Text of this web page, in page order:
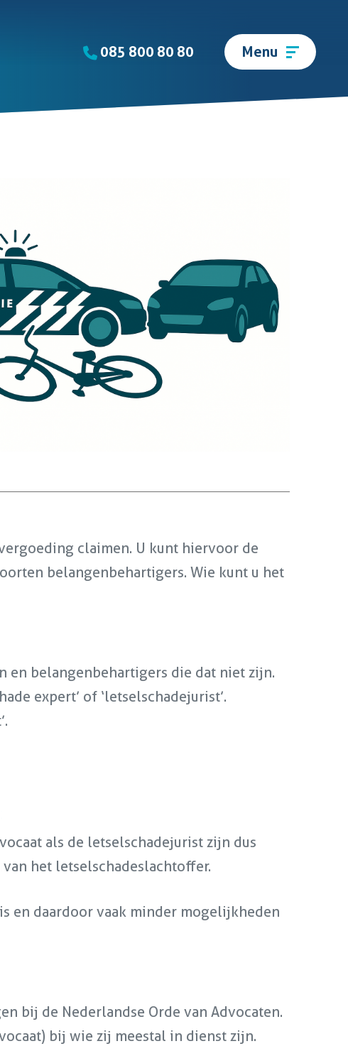
085 800 80 80 Menu
claimen. U kunt hiervoor de
belangenbehartigers. Wie kunt u het
en belangenbehartigers die dat niet zijn.
expert’ of ‘letselschadejurist’.
als de letselschadejurist zijn dus
het letselschadeslachtoffer.
en daardoor vaak minder mogelijkheden
bij de Nederlandse Orde van Advocaten.
bij wie zij meestal in dienst zijn.